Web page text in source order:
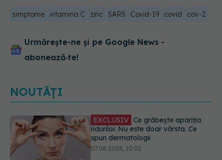
simptome vitamina C zinc SARS Covid-19 covid cov-2
Urmărește-ne și pe Google News -
abonează‑te!
NOUTĂȚI
Ce se întâmplă cu colesterolul când
consumăm lactate integrale?
07.08.2026, 09:12